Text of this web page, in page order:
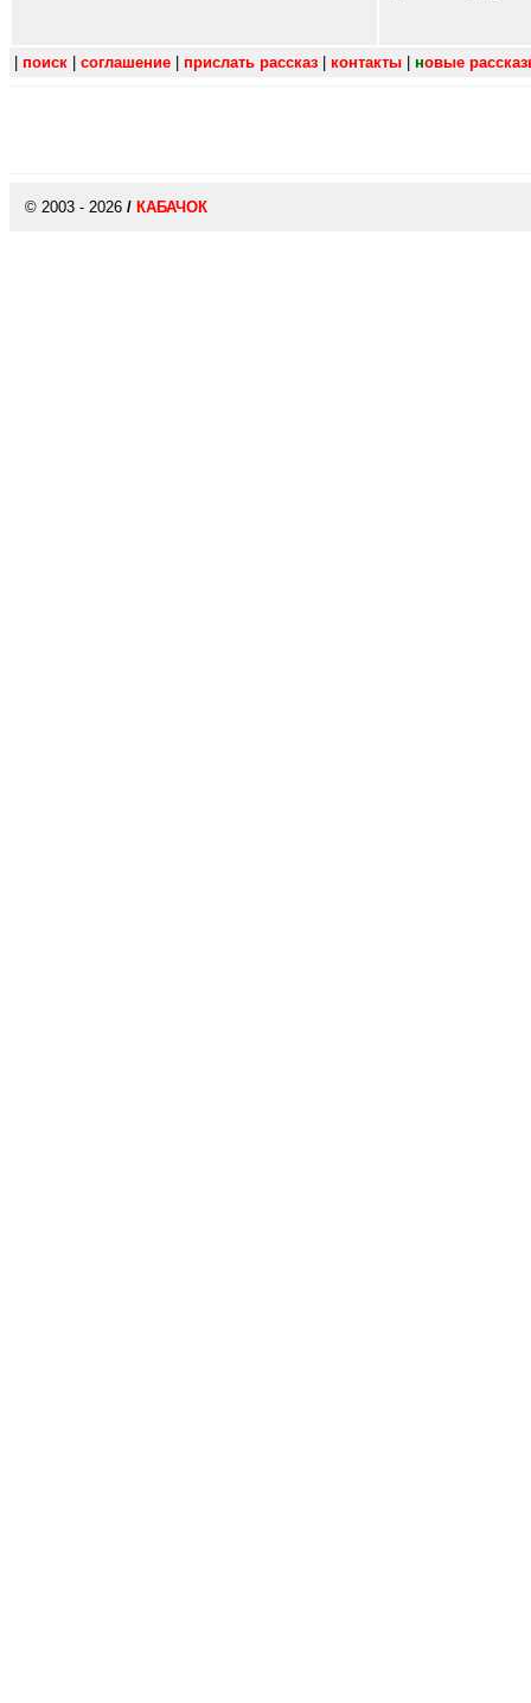
поиск соглашение прислать рассказ контакты новые
© 2003 - 2026 / КАБАЧОК